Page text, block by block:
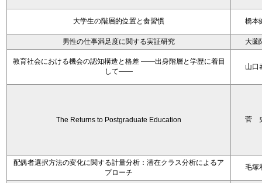
大学生の階層的位置と食習慣 橋本
男性の仕事満足度に関する実証研究 大薗
教育社会における機会の認知構造と格差 ――出身階層と学歴に着目
して――
山口
The Returns to Postgraduate Education 菅
配偶者選択方法の変化に関する計量分析：潜在クラス分析によるア
プローチ
毛塚